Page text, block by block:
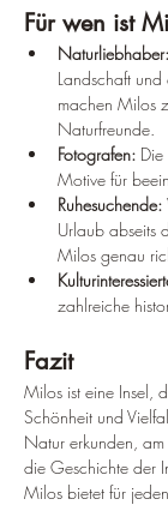
Für wen ist
Naturliebhaber:
Landschaft
machen Milos
Naturfreunde.
Fotografen:
Motive für
Ruhesuchende:
Urlaub abseits
Milos genau
zahlreiche
Fazit
Milos ist eine Insel,
Schönheit und
Natur erkunden,
die Geschichte der
Milos bietet für